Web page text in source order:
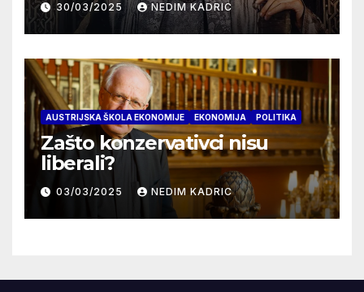
30/03/2025 NEDIM KADRIC
AUSTRIJSKA ŠKOLA EKONOMIJE EKONOMIJA POLITIKA
Zašto konzervativci nisu
liberali?
03/03/2025 NEDIM KADRIC